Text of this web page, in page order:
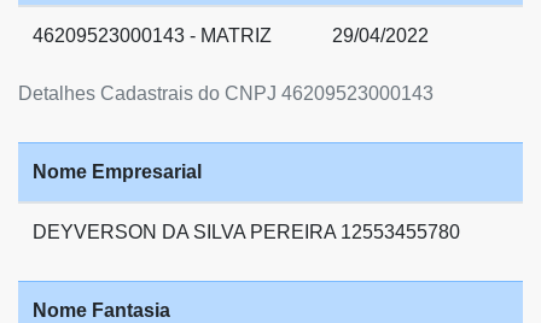
Detalhes Cadastrais do CNPJ 46209523000143
46209523000143 - MATRIZ 29/04/2022
Nome Empresarial
DEYVERSON DA SILVA PEREIRA 12553455780
Nome Fantasia